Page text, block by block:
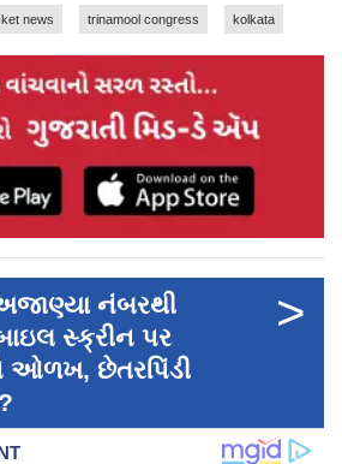
news trinamool congress kolkata
નંબરથી
સ્ક્રીન પર
ઓળખ, છેતરપિંડી
>